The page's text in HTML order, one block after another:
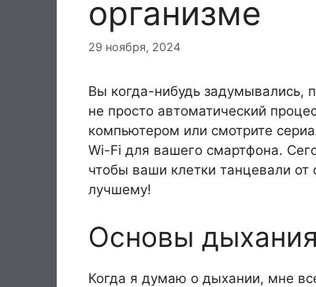
организме
29 ноября, 2024
Вы когда-нибудь
не просто автоматический
компьютером или смотрите
Wi-Fi для вашего смартфона.
чтобы ваши клетки танцевали
лучшему!
Основы
Когда я думаю о дыхании, мне